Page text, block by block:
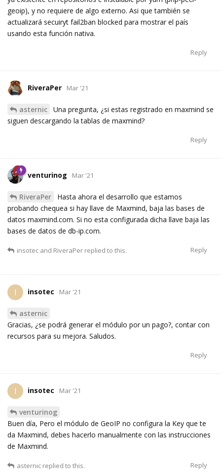
geoip), y no requiere de algo externo. Asi que también se
actualizará secuiryt fail2ban blocked para mostrar el país
usando esta función nativa.
Reply
RiveraPer Mar '21
asternic
Una pregunta, ¿si estas registrado en maxmind se
siguen descargando la tablas de maxmind?
Reply
venturinog Mar '21
RiveraPer
Hasta ahora el desarrollo que estamos
probando chequea si hay llave de Maxmind, baja las bases de
datos maxmind.com. Si no esta configurada dicha llave baja las
bases de datos de db-ip.com.
Reply
insotec and RiveraPer replied to this.
I insotec Mar '21
asternic
Gracias, ¿se podrá generar el módulo por un pago?, contar con
recursos para su mejora. Saludos.
Reply
I insotec Mar '21
venturinog
Buen día, Pero el módulo de GeoIP no configura la Key que te
da Maxmind, debes hacerlo manualmente con las instrucciones
de Maxmind.
Reply
asternic replied to this.